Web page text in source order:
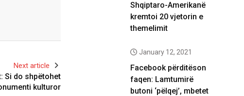
Next article
Si do shpëtohet
kulturor
Shqiptaro-Amerikanë
kremtoi 20 vjetorin e
themelimit
January 12, 2021
Facebook përditëson
faqen: Lamtumirë
butoni ‘pëlqej’, mbetet